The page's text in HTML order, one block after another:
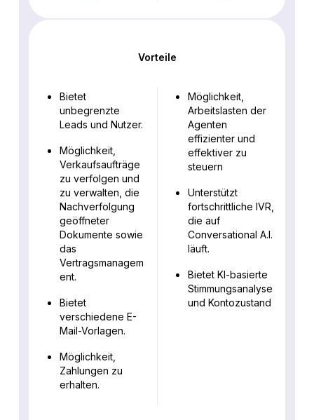
Vorteile
Bietet
unbegrenzte
Leads und Nutzer.
Möglichkeit,
Verkaufsaufträge
zu verfolgen und
zu verwalten, die
Nachverfolgung
geöffneter
Dokumente sowie
das
Vertragsmanagem
ent.
Bietet
verschiedene E-
Mail-Vorlagen.
Möglichkeit,
Zahlungen zu
erhalten.
Möglichkeit,
Arbeitslasten der
Agenten
effizienter und
effektiver zu
steuern
Unterstützt
fortschrittliche IVR,
die auf
Conversational A.I.
läuft.
Bietet KI-basierte
Stimmungsanalyse
und Kontozustand